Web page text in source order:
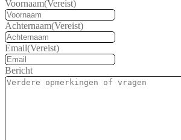
Voornaam(Vereist)
Achternaam(Vereist)
Email(Vereist)
Bericht